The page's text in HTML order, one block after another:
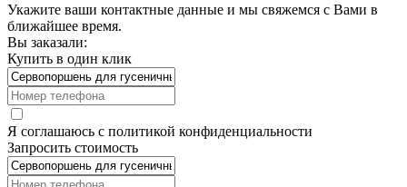
Укажите ваши контактные данные и мы свяжемся с Вами в
ближайшее время.
Вы заказали:
Купить в один клик
Я соглашаюсь с политикой конфиденциальности
Запросить стоимость